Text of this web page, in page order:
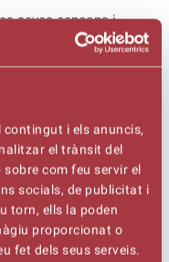
i els anuncis,
el trànsit del
com feu servir el
socials, de publicitat i
torn, ells la poden
proporcionat o
fet dels seus serveis.
seves cançons i
d'uns assajos
de les escoles de
i orientacions per
seu alumnat.
(data a